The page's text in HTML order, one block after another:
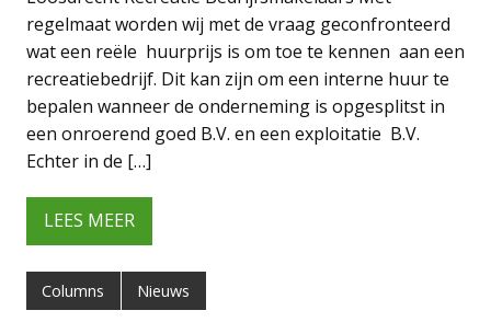
regelmaat worden wij met de vraag geconfronteerd
wat een reële huurprijs is om toe te kennen aan een
recreatiebedrijf. Dit kan zijn om een interne huur te
bepalen wanneer de onderneming is opgesplitst in
een onroerend goed B.V. en een exploitatie B.V.
Echter in de […]
LEES MEER
Columns Nieuws